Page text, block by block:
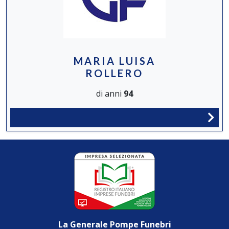
MARIA LUISA
ROLLERO
di anni 94
La Generale Pompe Funebri